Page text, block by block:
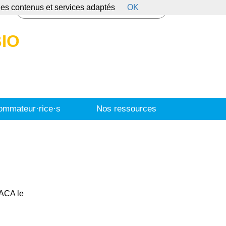
Nos ressources
le
contenus et services adaptés OK